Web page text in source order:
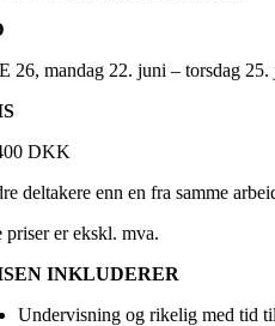
26, mandag 22. juni – torsdag
DKK
deltakere enn en fra samme
er ekskl. mva.
INKLUDERER
Undervisning og rikelig med tid